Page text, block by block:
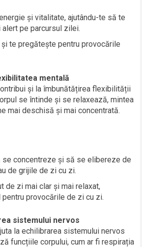
și vitalitate, ajutându-te să te
pe parcursul zilei.
și te pregătește pentru provocările
mentală
și la îmbunătățirea flexibilității
se întinde și se relaxează, mintea
mai deschisă și mai concentrată.
se concentreze și să se elibereze de
de grijile de zi cu zi.
de zi mai clar și mai relaxat,
provocările de zi cu zi.
sistemului nervos
la echilibrarea sistemului nervos
funcțiile corpului, cum ar fi respirația